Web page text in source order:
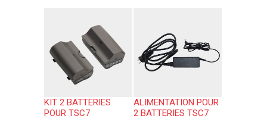
KIT 2 BATTERIES
POUR TSC7
ALIMENTATION POUR
2 BATTERIES TSC7